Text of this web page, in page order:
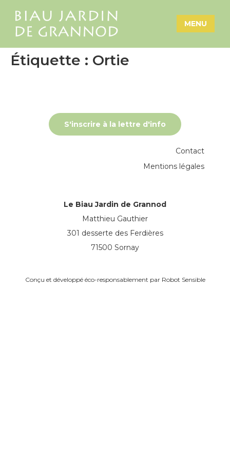
MENU
Étiquette : Ortie
Le Biau Jardin de Grannod
Matthieu Gauthier
301 desserte des Ferdières
71500 Sornay
S'inscrire à la lettre d'info
Contact
Mentions légales
Conçu et développé éco-responsablement par Robot Sensible